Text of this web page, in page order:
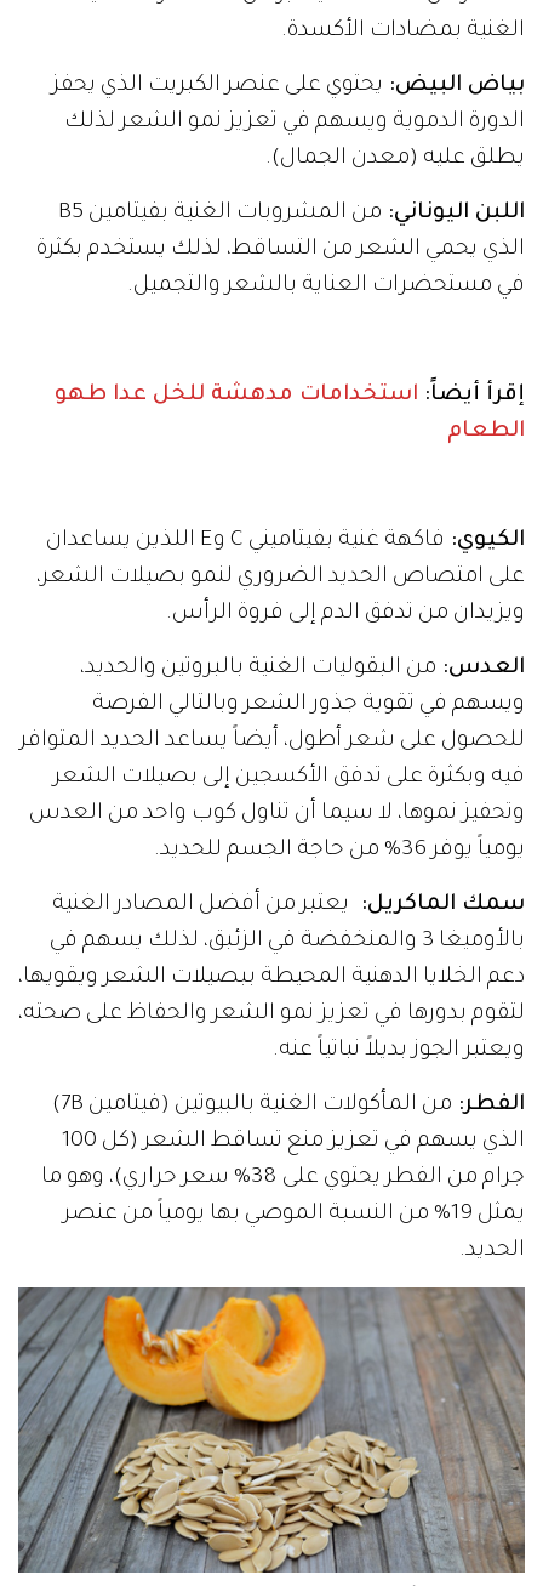
الغنية بمضادات الأكسدة.
بياض البيض: يحتوي على عنصر الكبريت الذي يحفز
الدورة الدموية ويسهم في تعزيز نمو الشعر لذلك
يطلق عليه (معدن الجمال).
اللبن اليوناني:
من المشروبات الغنية بفيتامين B5
الذي يحمي الشعر من التساقط، لذلك يستخدم بكثرة
في مستحضرات العناية بالشعر والتجميل.
إقرأ أيضاً: استخدامات مدهشة للخل عدا طهو
الطعام
الكيوي:
فاكهة غنية بفيتاميني C وE اللذين يساعدان
على امتصاص الحديد الضروري لنمو بصيلات الشعر،
ويزيدان من تدفق الدم إلى فروة الرأس.
العدس: من البقوليات الغنية بالبروتين والحديد،
ويسهم في تقوية جذور الشعر وبالتالي الفرصة
للحصول على شعر أطول، أيضاً يساعد الحديد المتوافر
فيه وبكثرة على تدفق الأكسجين إلى بصيلات الشعر
وتحفيز نموها، لا سيما أن تناول كوب واحد من العدس
يومياً يوفر 36% من حاجة الجسم للحديد.
سمك الماكريل: يعتبر من أفضل المصادر الغنية
بالأوميغا 3 والمنخفضة في الزئبق، لذلك يسهم في
دعم الخلايا الدهنية المحيطة ببصيلات الشعر ويقويها،
لتقوم بدورها في تعزيز نمو الشعر والحفاظ على صحته،
ويعتبر الجوز بديلاً نباتياً عنه.
الفطر:
من المأكولات الغنية بالبيوتين (فيتامين 7B)
الذي يسهم في تعزيز منع تساقط الشعر (كل 100
جرام من الفطر يحتوي على 38% سعر حراري)، وهو ما
يمثل 19% من النسبة الموصي بها يومياً من عنصر
الحديد.